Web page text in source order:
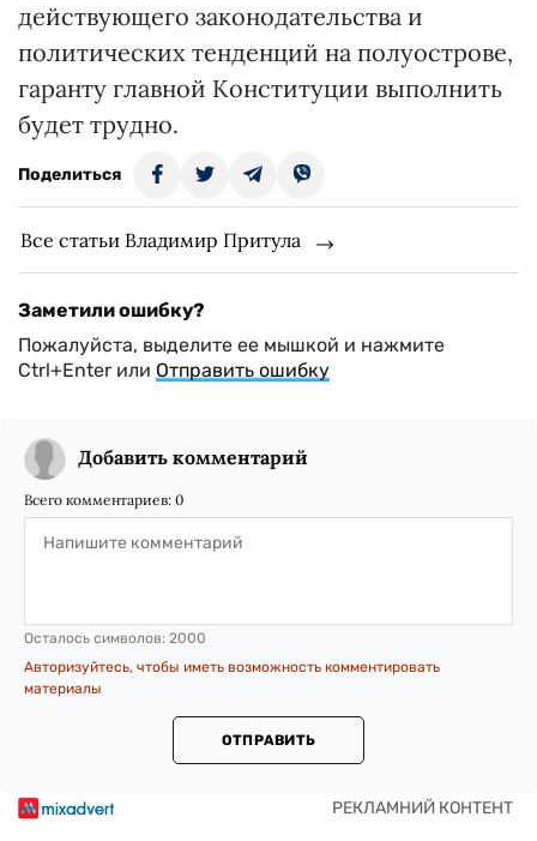
действующего законодательства и
политических тенденций на полуострове,
гаранту главной Конституции выполнить
будет трудно.
Поделиться
Все статьи Владимир Притула
Заметили ошибку?
Пожалуйста, выделите ее мышкой и нажмите
Ctrl+Enter или Отправить ошибку
Добавить комментарий
Всего комментариев: 0
Осталось символов: 2000
Авторизуйтесь, чтобы иметь возможность комментировать
материалы
ОТПРАВИТЬ